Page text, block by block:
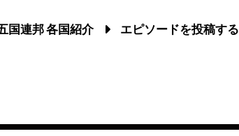
国連邦 各国紹介 エピソードを投稿する